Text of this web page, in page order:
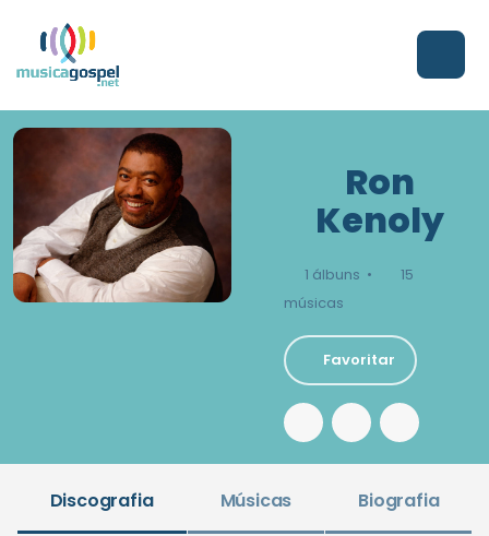
Ron
Kenoly
1 álbuns •
15
músicas
Favoritar
Discografia Músicas Biografia